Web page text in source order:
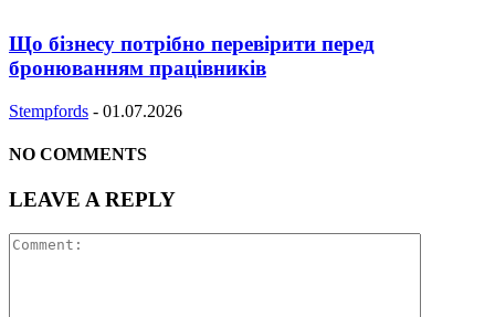
Що бізнесу потрібно перевірити перед
бронюванням працівників
Stempfords - 01.07.2026
NO COMMENTS
LEAVE A REPLY